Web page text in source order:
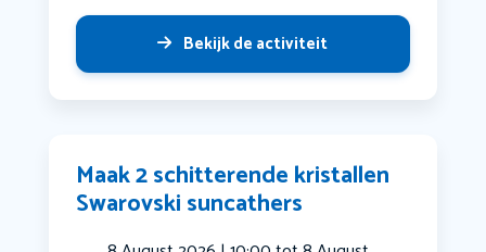
Bekijk de activiteit
Maak 2 schitterende kristallen
Swarovski suncathers